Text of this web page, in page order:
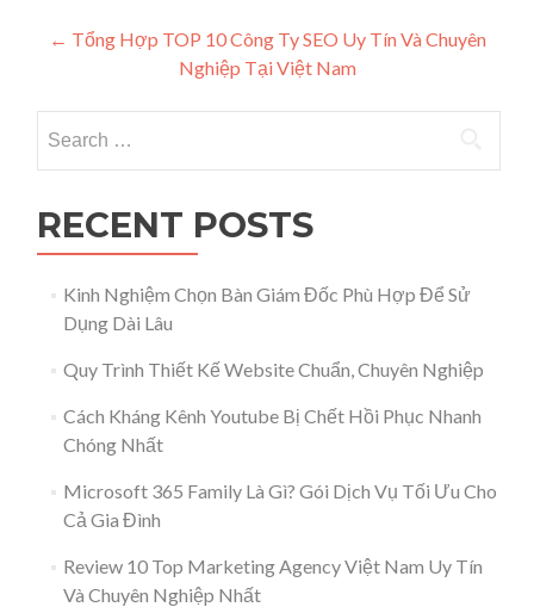
Post navigation
← Tổng Hợp TOP 10 Công Ty SEO Uy Tín Và Chuyên
Nghiệp Tại Việt Nam
RECENT POSTS
Kinh Nghiệm Chọn Bàn Giám Đốc Phù Hợp Để Sử
Dụng Dài Lâu
Quy Trình Thiết Kế Website Chuẩn, Chuyên Nghiệp
Cách Kháng Kênh Youtube Bị Chết Hồi Phục Nhanh
Chóng Nhất
Microsoft 365 Family Là Gì? Gói Dịch Vụ Tối Ưu Cho
Cả Gia Đình
Review 10 Top Marketing Agency Việt Nam Uy Tín
Và Chuyên Nghiệp Nhất